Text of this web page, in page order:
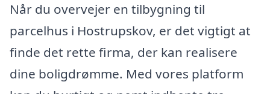
Når du overvejer en tilbygning til
parcelhus i Hostrupskov, er det vigtigt at
finde det rette firma, der kan realisere
dine boligdrømme. Med vores platform